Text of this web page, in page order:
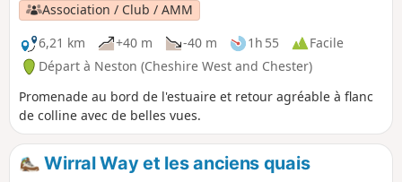
Association / Club / AMM
6,21 km
+40 m -40 m 1h 55
Facile
Départ à Neston (Cheshire West and Chester)
Promenade au bord de l'estuaire et retour agréable à flanc
de colline avec de belles vues.
Wirral Way et les anciens quais